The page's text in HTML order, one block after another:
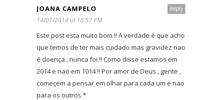
Reply
JOANA CAMPELO
14/01/2014 at 10:57 PM
Este post esta muito bom !! A verdade é que acho
que temos de ter mais cuidado mas gravidez nao
é doença , nunca foi !! Como disse estamos em
2014 e nao em 1014 !! Por amor de Deus , gente ,
começem a pensar em olhar para cada um e nao
para os outros *